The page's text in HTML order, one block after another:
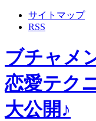
サイトマップ
RSS
ブチャメ
恋愛テク
大公開♪